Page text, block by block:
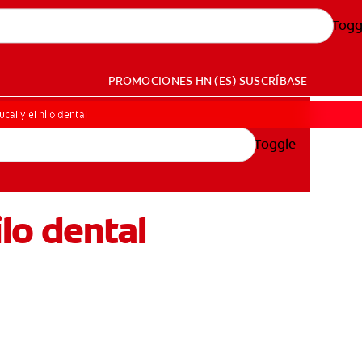
PROMOCIONES HN (ES) SUSCRÍBASE
Toggle
y el hilo dental
dental